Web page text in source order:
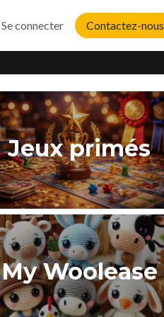
Se connecter Contactez-nous
Jeux primés
My Woolease